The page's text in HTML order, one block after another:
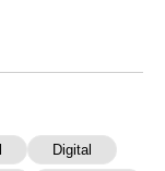
Digital